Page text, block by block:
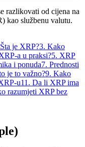
razlikovati od cijena na
kao službenu valutu.
Šta je XRP?3. Kako
a u praksi?5. XRP
i ponuda7. Prednosti
je to važno?9. Kako
u11 . Da li XRP ima
razumjeti XRP bez